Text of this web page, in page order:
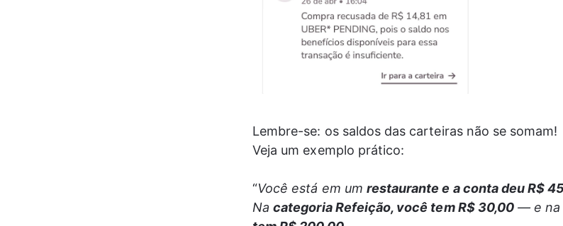
Lembre-se: os saldos das carteiras não se somam!
Veja um exemplo prático:
“Você está em um restaurante e a conta deu R$
Na categoria Refeição, você tem R$ 30,00 — e